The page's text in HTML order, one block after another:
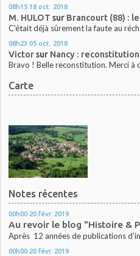
08h15 18 oct. 2018
M. HULOT sur Brancourt (88) :
C'était déjà sûrement la faute au
08h23 05 oct. 2018
Victorsur Nancy :
Bravo ! Belle reconstitution. Merci à
Carte
Notes récentes
00h00 20 févr. 2019
Au revoir le blog "Histoire &
Après 12 années de publications
00h00 20 févr. 2019